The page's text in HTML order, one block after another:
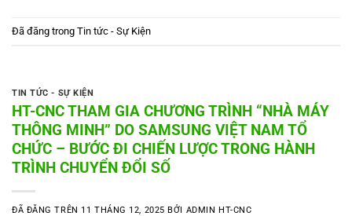
Đã đăng trong Tin tức - Sự Kiện
TIN TỨC - SỰ KIỆN
HT-CNC THAM GIA CHƯƠNG TRÌNH “NHÀ MÁY
THÔNG MINH” DO SAMSUNG VIỆT NAM TỔ
CHỨC – BƯỚC ĐI CHIẾN LƯỢC TRONG HÀNH
TRÌNH CHUYỂN ĐỔI SỐ
ĐÃ ĐĂNG TRÊN 11 THÁNG 12, 2025 BỞI ADMIN HT-CNC